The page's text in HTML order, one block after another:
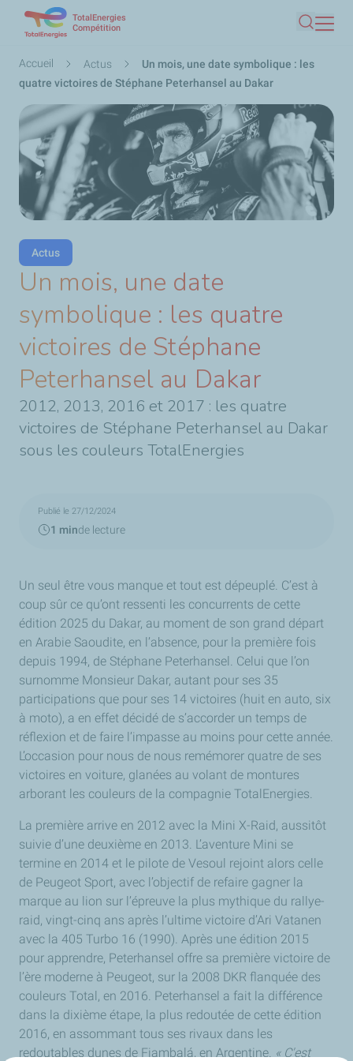
contenu
principal
TotalEnergies
Compétition
Fil
d'Ariane
Accueil Actus
Un mois, une date symbolique : les
quatre victoires de Stéphane Peterhansel au Dakar
Actus
Un mois, une date
symbolique : les quatre
victoires de Stéphane
Peterhansel au Dakar
2012, 2013, 2016 et 2017 : les quatre
victoires de Stéphane Peterhansel au Dakar
sous les couleurs TotalEnergies
Publié le 27/12/2024
1 minde lecture
Un seul être vous manque et tout est dépeuplé. C’est à
coup sûr ce qu’ont ressenti les concurrents de cette
édition 2025 du Dakar, au moment de son grand départ
en Arabie Saoudite, en l’absence, pour la première fois
depuis 1994, de Stéphane Peterhansel. Celui que l’on
surnomme Monsieur Dakar, autant pour ses 35
participations que pour ses 14 victoires (huit en auto, six
à moto), a en effet décidé de s’accorder un temps de
réflexion et de faire l’impasse au moins pour cette année.
L’occasion pour nous de nous remémorer quatre de ses
victoires en voiture, glanées au volant de montures
arborant les couleurs de la compagnie TotalEnergies.
La première arrive en 2012 avec la Mini X-Raid, aussitôt
suivie d’une deuxième en 2013. L’aventure Mini se
termine en 2014 et le pilote de Vesoul rejoint alors celle
de Peugeot Sport, avec l’objectif de refaire gagner la
marque au lion sur l’épreuve la plus mythique du rallye-
raid, vingt-cinq ans après l’ultime victoire d’Ari Vatanen
avec la 405 Turbo 16 (1990). Après une édition 2015
pour apprendre, Peterhansel offre sa première victoire de
l’ère moderne à Peugeot, sur la 2008 DKR flanquée des
couleurs Total, en 2016. Peterhansel a fait la différence
dans la dixième étape, la plus redoutée de cette édition
2016, en assommant tous ses rivaux dans les
redoutables dunes de Fiambalá, en Argentine. « C'est